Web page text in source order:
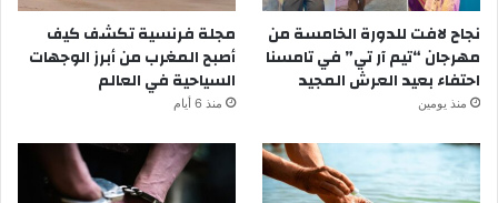
نجاح لافت للدورة الخامسة من
مهرجان “تيم آر تي” في تامسنا
احتفاء بعيد العرش المجيد
منذ يومين
مجلة فرنسية تكشف كيف
أصبح المغرب من أبرز الوجهات
السياحية في العالم
منذ 6 أيام